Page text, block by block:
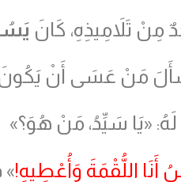
مِنْ تَلاَمِيذِهِ، كَانَ
مَنْ عَسَى أَنْ يَكُونَ
«يَا سَيِّدُ، مَنْ هُوَ؟»
اللُّقْمَةَ وَأُعْطِيهِ!